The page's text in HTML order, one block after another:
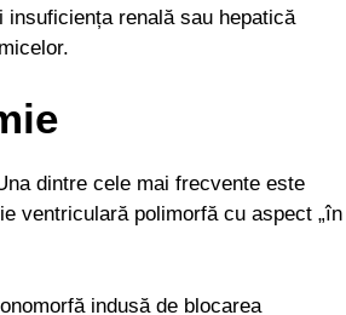
renală sau hepatică
dintre cele mai frecvente este
ventriculară polimorfă cu aspect „în
indusă de blocarea